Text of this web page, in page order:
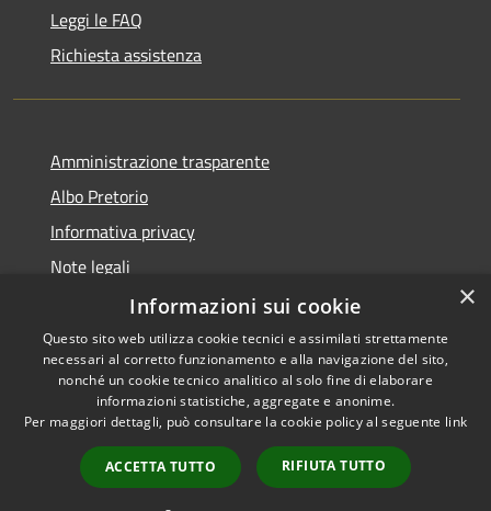
Leggi le FAQ
Richiesta assistenza
Amministrazione trasparente
Albo Pretorio
Informativa privacy
Note legali
Dichiarazione di accessibilità
RSS
Accessibilità
Copyright © 2026 • Comune di
Municipium•
Accesso
redazione
×
Informazioni sui cookie
Questo sito web utilizza cookie tecnici e assimilati strettamente
necessari al corretto funzionamento e alla navigazione del sito,
nonché un cookie tecnico analitico al solo fine di elaborare
informazioni statistiche, aggregate e anonime.
Per maggiori dettagli, può consultare la cookie policy al seguente link
ACCETTA TUTTO RIFIUTA TUTTO